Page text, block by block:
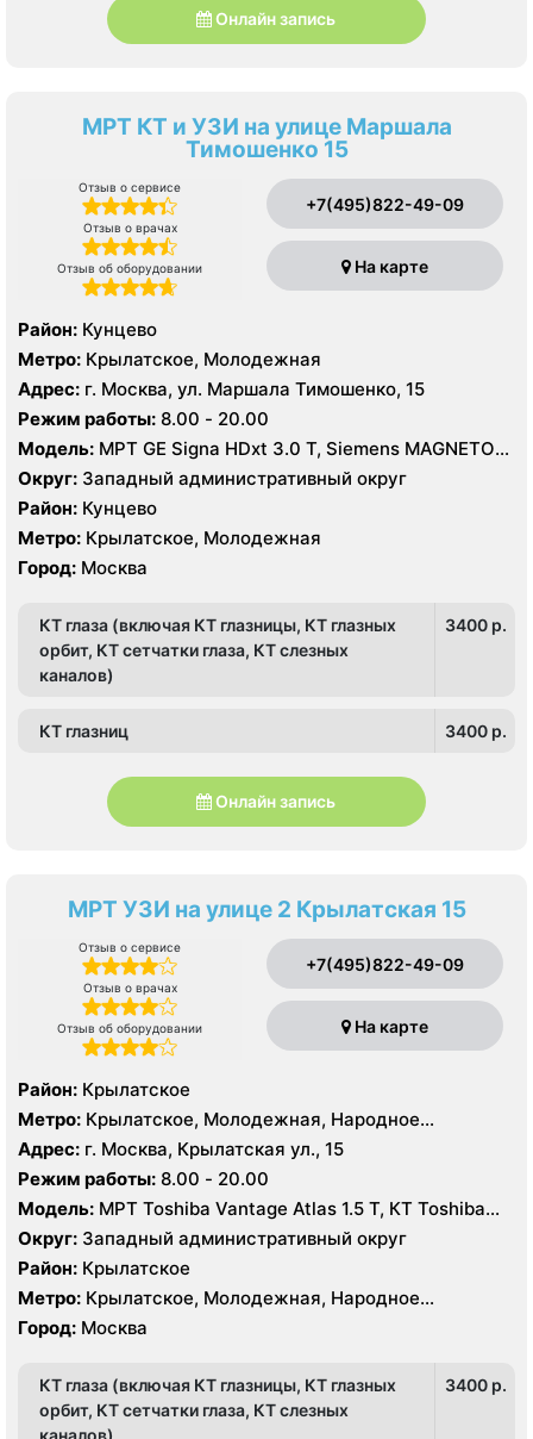
Онлайн запись
МРТ КТ и УЗИ на улице Маршала
Тимошенко 15
Отзыв о сервисе
Отзыв о врачах
Отзыв об оборудовании
+7(495)822-49-09
На карте
Район: Кунцево
Метро: Крылатское, Молодежная
Адрес: г. Москва, ул. Маршала Тимошенко, 15
Режим работы: 8.00 - 20.00
Модель: МРТ GE Signa HDxt 3.0 T, Siemens MAGNETOM
Aera 1.5 T, GE Signa Ovation 0.35 T, КТ GE LightSpeed
VCT XT 64 среза, Siemens Somatom Sensation 64
среза, УЗИ GE Voluson E8, Philips iU22
Округ: Западный административный округ
Район: Кунцево
Метро: Крылатское, Молодежная
Город: Москва
КТ глаза (включая КТ глазницы, КТ глазных
орбит, КТ сетчатки глаза, КТ слезных
каналов)
3400 p.
КТ глазниц 3400 p.
Онлайн запись
МРТ УЗИ на улице 2 Крылатская 15
Отзыв о сервисе
Отзыв о врачах
Отзыв об оборудовании
+7(495)822-49-09
На карте
Район: Крылатское
Метро: Крылатское, Молодежная, Народное
Ополчение
Адрес: г. Москва, Крылатская ул., 15
Режим работы: 8.00 - 20.00
Модель: МРТ Toshiba Vantage Atlas 1.5 Т, КТ Toshiba
Aquilion 64 среза, УЗИ Toshiba Aplio 500
Округ: Западный административный округ
Район: Крылатское
Метро: Крылатское, Молодежная, Народное
Ополчение
Город: Москва
КТ глаза (включая КТ глазницы, КТ глазных
орбит, КТ сетчатки глаза, КТ слезных
каналов)
3400 p.